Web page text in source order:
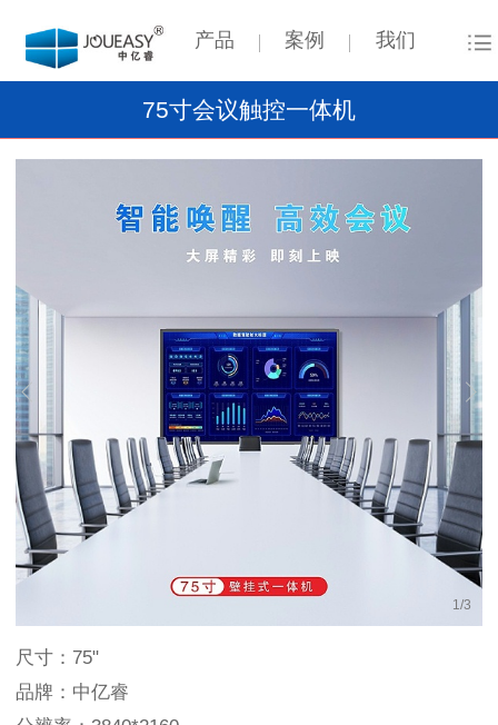
产品 案例 我们
75寸会议触控一体机
1 /3
尺寸：75"
品牌：中亿睿